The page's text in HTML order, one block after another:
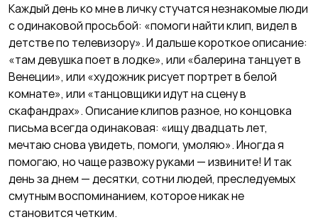
Каждый день ко мне в личку стучатся незнакомые люди
с одинаковой просьбой: «помоги найти клип, видел в
детстве по телевизору». И дальше короткое описание:
«там девушка поет в лодке», или «балерина танцует в
Венеции», или «художник рисует портрет в белой
комнате», или «танцовщики идут на сцену в
скафандрах». Описание клипов разное, но концовка
письма всегда одинаковая: «ищу двадцать лет,
мечтаю снова увидеть, помоги, умоляю». Иногда я
помогаю, но чаще развожу руками — извините! И так
день за днем — десятки, сотни людей, преследуемых
смутным воспоминанием, которое никак не
становится четким.